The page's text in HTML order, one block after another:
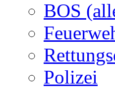
BOS
Polizei